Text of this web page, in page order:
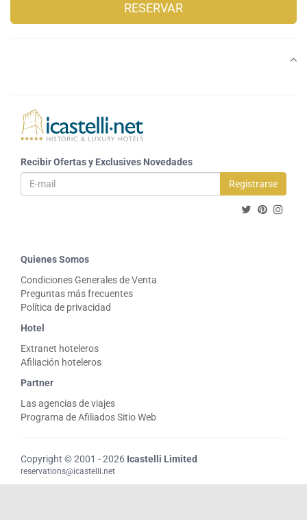
RESERVAR
Recibir Ofertas y Exclusives Novedades
Registrarse
Quienes Somos
Condiciones Generales de Venta
Preguntas más frecuentes
Política de privacidad
Hotel
Extranet hoteleros
Afiliación hoteleros
Partner
Las agencias de viajes
Programa de Afiliados Sitio Web
Copyright © 2001 - 2026 Icastelli Limited
reservations@icastelli.net